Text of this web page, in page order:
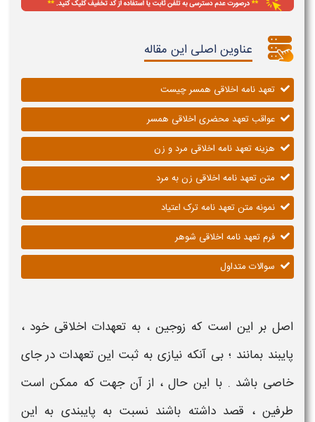
عناوین اصلی این مقاله
تعهد نامه اخلاقی همسر چیست
عواقب تعهد محضری اخلاقی همسر
هزینه تعهد نامه اخلاقی مرد و زن
متن تعهد نامه اخلاقی زن به مرد
نمونه متن تعهد نامه ترک اعتیاد
فرم تعهد نامه اخلاقی شوهر
سوالات متداول
اصل بر این است که زوجین ، به تعهدات اخلاقیخود ،
پایبند بمانند ؛ بی آنکه نیازی به ثبت این تعهدات در جای
خاصی باشد . با این حال ، از آن جهت که ممکن است
طرفین ، قصد داشته باشند نسبت به پایبندی به این